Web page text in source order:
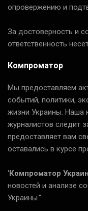
опровержению и
За достоверность и
ответственность
Компроматор
Мы предоставляем
событий, политики,
жизни Украины. Наша
журналистов следит
предоставляет вам
оставались в курсе
‘Компроматор
новостей и анализе
Украины.”